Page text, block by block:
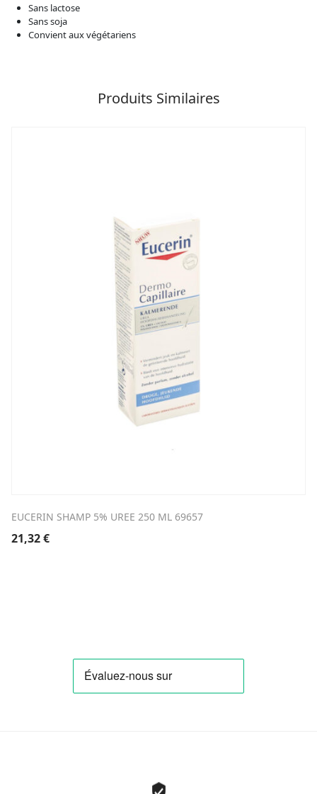
Sans lactose
Sans soja
Convient aux végétariens
Produits Similaires
EUCERIN SHAMP 5% UREE 250 ML 69657
21,32€